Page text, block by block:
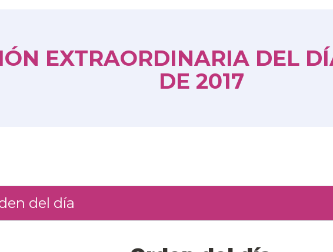
EXTRAORDINARIA DEL
DE 2017
del día